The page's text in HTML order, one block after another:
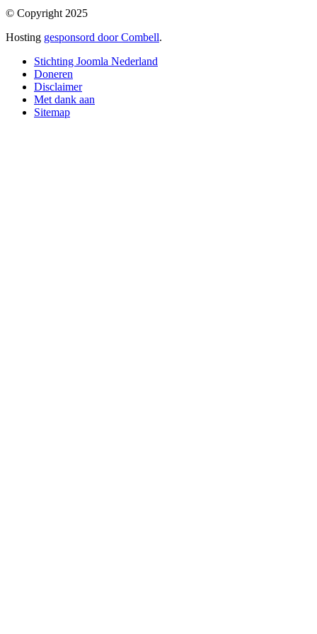
© Copyright 2025
Hosting gesponsord door Combell.
Stichting Joomla Nederland
Doneren
Disclaimer
Met dank aan
Sitemap